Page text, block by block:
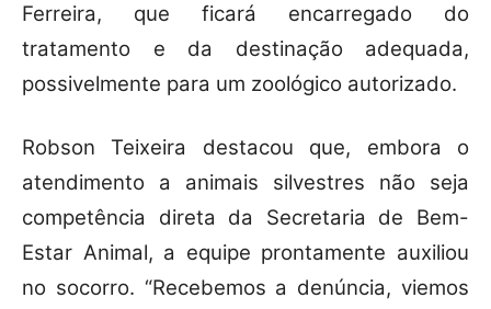
Ferreira, que ficará encarregado do
tratamento e da destinação adequada,
possivelmente para um zoológico autorizado.
Robson Teixeira destacou que, embora o
atendimento a animais silvestres não seja
competência direta da Secretaria de Bem-
Estar Animal, a equipe prontamente auxiliou
no socorro. “Recebemos a denúncia, viemos